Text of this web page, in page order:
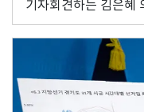
기자회견하는 김은혜